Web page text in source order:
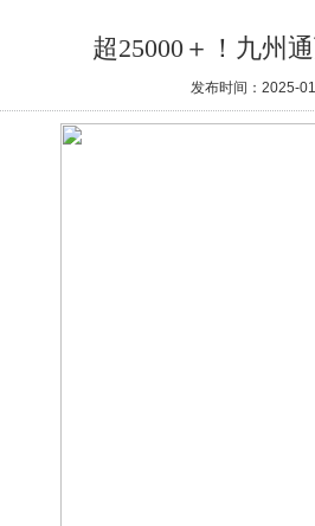
超25000＋！九州
发布时间：2025-